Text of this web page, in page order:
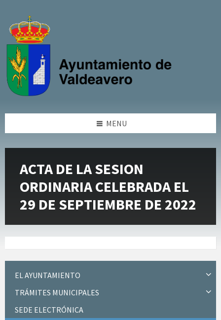
content
sidebar
right
sidebar
footer
MENU
ACTA DE LA SESION
ORDINARIA CELEBRADA EL
29 DE SEPTIEMBRE DE 2022
EL AYUNTAMIENTO
TRÁMITES MUNICIPALES
SEDE ELECTRÓNICA